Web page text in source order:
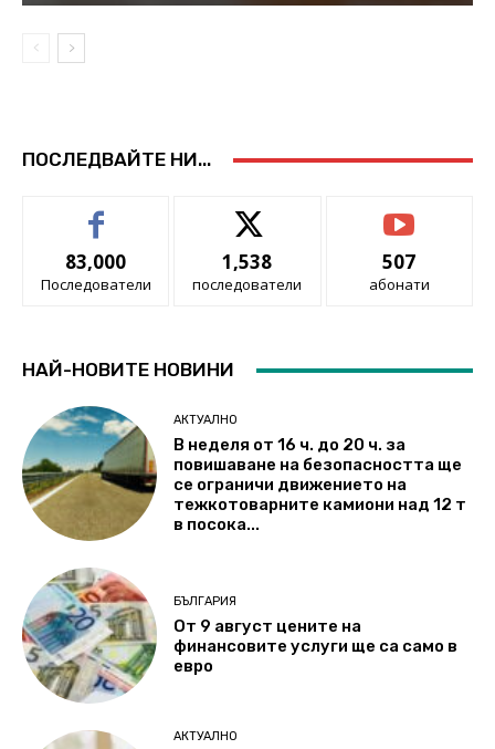
ПОСЛЕДВАЙТЕ НИ...
83,000
Последователи
1,538
последователи
507
абонати
НАЙ-НОВИТЕ НОВИНИ
АКТУАЛНО
В неделя от 16 ч. до 20 ч. за
повишаване на безопасността ще
се ограничи движението на
тежкотоварните камиони над 12 т
в посока...
БЪЛГАРИЯ
От 9 август цените на
финансовите услуги ще са само в
евро
АКТУАЛНО